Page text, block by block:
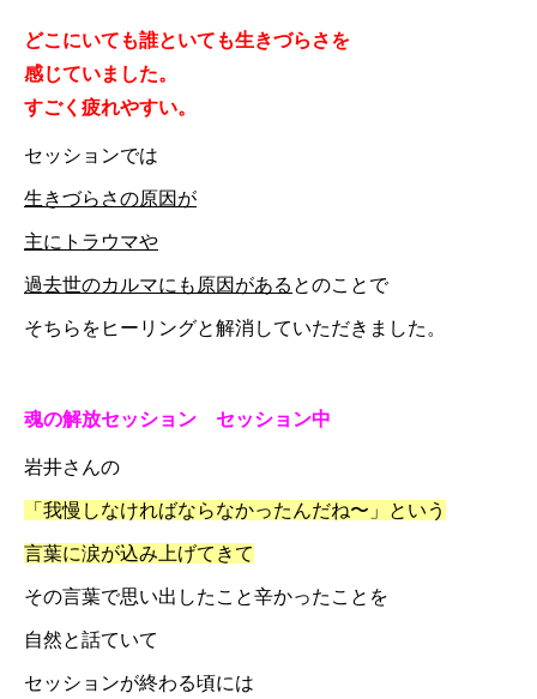
どこにいても誰といても生きづらさを
感じていました。
すごく疲れやすい。
セッションでは
生きづらさの原因が
主にトラウマや
過去世のカルマにも原因がある とのことで
そちらをヒーリングと解消していただきました。
魂の解放セッション セッション中
岩井さんの
「我慢しなければならなかったんだね〜」という
言葉に涙が込み上げてきて
その言葉で思い出したこと辛かったことを
自然と話ていて
セッションが終わる頃には